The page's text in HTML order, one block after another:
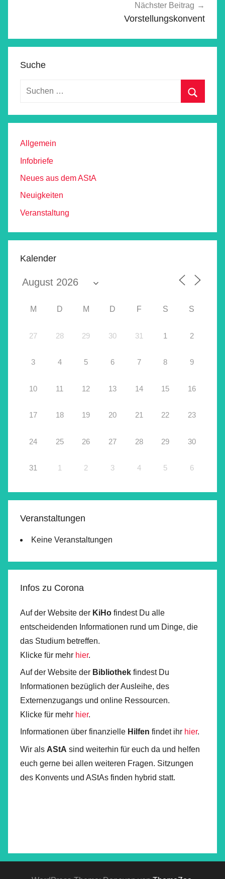
Nächster Beitrag
Vorstellungskonvent
Suche
Allgemein
Infobriefe
Neues aus dem AStA
Neuigkeiten
Veranstaltung
Kalender
M D M D F S S
27 28 29 30 31 1 2
3 4 5 6 7 8 9
10 11 12 13 14 15 16
17 18 19 20 21 22 23
24 25 26 27 28 29 30
31 1 2 3 4 5 6
Veranstaltungen
Keine Veranstaltungen
Infos zu Corona
Auf der Website der KiHo findest Du alle
entscheidenden Informationen rund um Dinge, die
das Studium betreffen.
Klicke für mehr hier.
Auf der Website der Bibliothek findest Du
Informationen bezüglich der Ausleihe, des
Externenzugangs und online Ressourcen.
Klicke für mehr hier.
Informationen über finanzielle Hilfen findet ihr hier.
Wir als AStA sind weiterhin für euch da und helfen
euch gerne bei allen weiteren Fragen. Sitzungen
des Konvents und AStAs finden hybrid statt.